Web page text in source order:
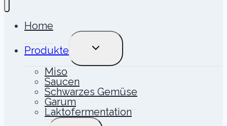
Home
Produkte
UNTERMENÜ
UMSCHALTEN
Miso
Saucen
Schwarzes Gemüse
Garum
Laktofermentation